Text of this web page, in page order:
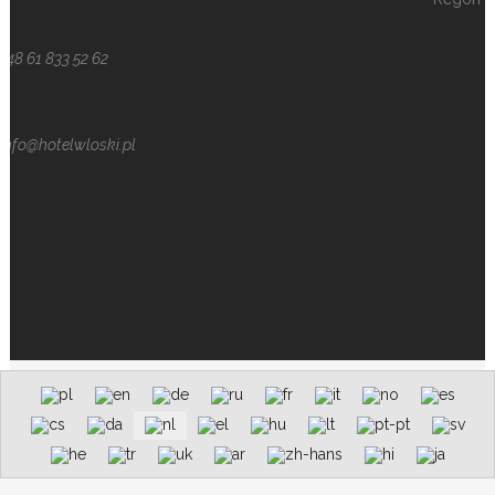
+48 61 833 52 62
info@hotelwloski.pl